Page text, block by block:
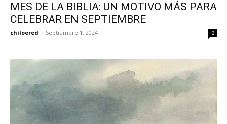
MES DE LA BIBLIA: UN MOTIVO MÁS PARA
CELEBRAR EN SEPTIEMBRE
chiloered - Septiembre 1, 2024 0